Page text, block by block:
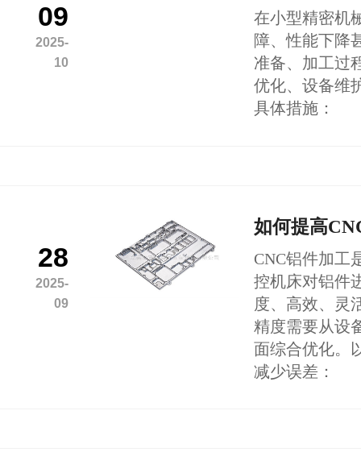
09
2025-
10
在小型精密机
障、性能下降
准备、加工过
优化、设备维
具体措施：
28
2025-
09
如何提高
CNC铝件加工
控机床对铝件
度、高效、灵
精度需要从设
面综合优化。
减少误差：